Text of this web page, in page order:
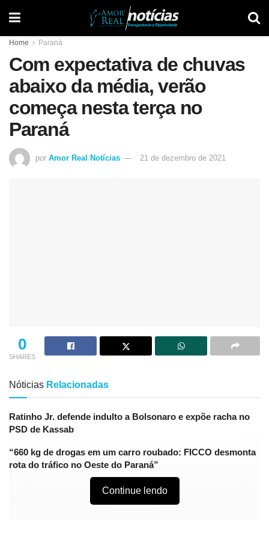
Home Paraná
Com expectativa de chuvas
abaixo da média, verão
começa nesta terça no
Paraná
por Amor Real Notícias 21 de dezembro de 2021
0
SHARES
Nóticias Relacionadas
Ratinho Jr. defende indulto a Bolsonaro e expõe racha no
PSD de Kassab
“660 kg de drogas em um carro roubado: FICCO desmonta
rota do tráfico no Oeste do Paraná”
Continue lendo